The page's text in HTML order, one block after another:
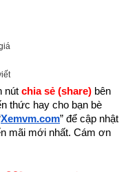
truyền những thông
sống, tình yêu nhằm
tắc trong cuộc sống trở
thần, vượt qua nghịch
đạt được thành công
hồn
nút chia sẻ (share) bên
thức hay cho bạn bè
Xemvm.com” để cập nhật
mãi mới nhất. Cám ơn